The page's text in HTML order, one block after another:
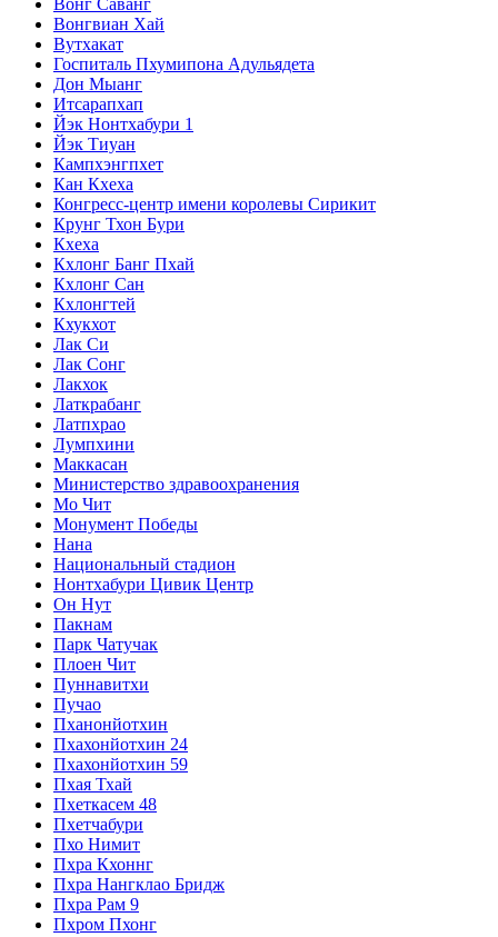
Вонг Саванг
Вонгвиан Хай
Вутхакат
Госпиталь Пхумипона Адульядета
Дон Мыанг
Итсарапхап
Йэк Нонтхабури 1
Йэк Тиуан
Кампхэнгпхет
Кан Кхеха
Конгресс-центр имени королевы Сирикит
Крунг Тхон Бури
Кхеха
Кхлонг Банг Пхай
Кхлонг Сан
Кхлонгтей
Кхукхот
Лак Си
Лак Сонг
Лакхок
Латкрабанг
Латпхрао
Лумпхини
Маккасан
Министерство здравоохранения
Мо Чит
Монумент Победы
Нана
Национальный стадион
Нонтхабури Цивик Центр
Он Нут
Пакнам
Парк Чатучак
Плоен Чит
Пуннавитхи
Пучао
Пханонйотхин
Пхахонйотхин 24
Пхахонйотхин 59
Пхая Тхай
Пхеткасем 48
Пхетчабури
Пхо Нимит
Пхра Кхоннг
Пхра Нангклао Бридж
Пхра Рам 9
Пхром Пхонг